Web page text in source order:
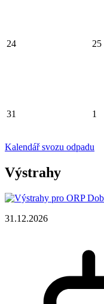
24 25
31 1
Kalendář svozu odpadu
Výstrahy
31.12.2026